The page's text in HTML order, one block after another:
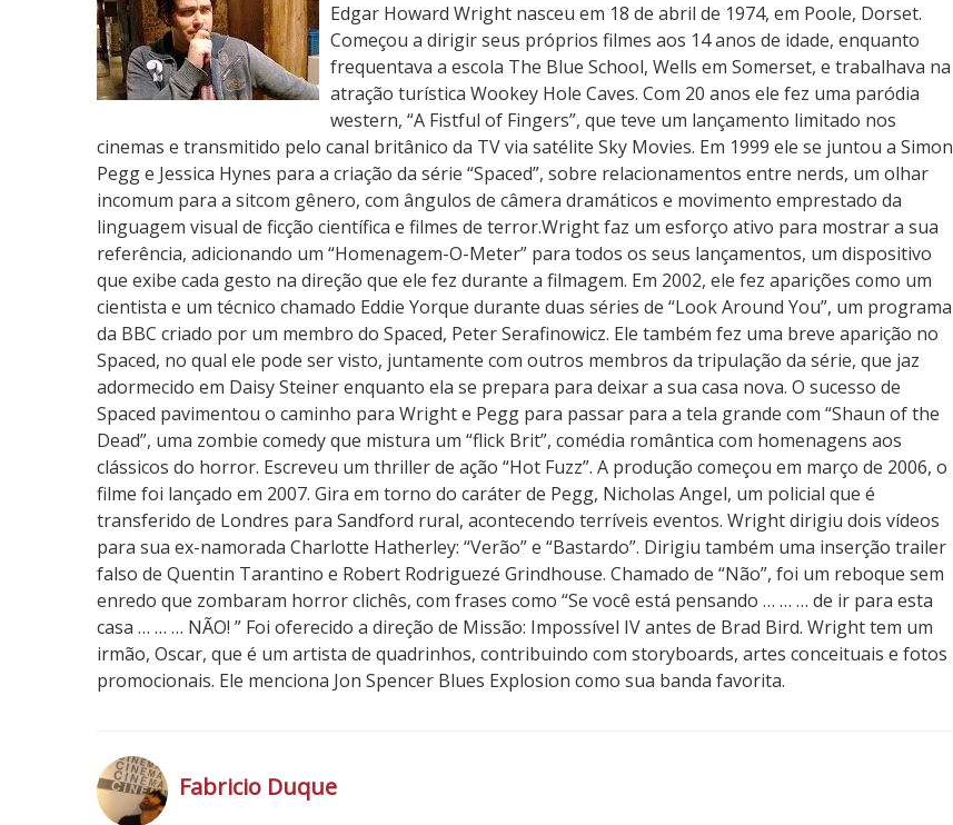
Edgar Howard Wright nasceu em 18 de abril de 1974, em Poole, Dorset.
Começou a dirigir seus próprios filmes aos 14 anos de idade, enquanto
frequentava a escola The Blue School, Wells em Somerset, e trabalhava na
atração turística Wookey Hole Caves. Com 20 anos ele fez uma paródia
western, “A Fistful of Fingers”, que teve um lançamento limitado nos
cinemas e transmitido pelo canal britânico da TV via satélite Sky Movies. Em 1999 ele se juntou a Simon
Pegg e Jessica Hynes para a criação da série “Spaced”, sobre relacionamentos entre nerds, um olhar
incomum para a sitcom gênero, com ângulos de câmera dramáticos e movimento emprestado da
linguagem visual de ficção científica e filmes de terror.Wright faz um esforço ativo para mostrar a sua
referência, adicionando um “Homenagem-O-Meter” para todos os seus lançamentos, um dispositivo
que exibe cada gesto na direção que ele fez durante a filmagem. Em 2002, ele fez aparições como um
cientista e um técnico chamado Eddie Yorque durante duas séries de “Look Around You”, um programa
da BBC criado por um membro do Spaced, Peter Serafinowicz. Ele também fez uma breve aparição no
Spaced, no qual ele pode ser visto, juntamente com outros membros da tripulação da série, que jaz
adormecido em Daisy Steiner enquanto ela se prepara para deixar a sua casa nova. O sucesso de
Spaced pavimentou o caminho para Wright e Pegg para passar para a tela grande com “Shaun of the
Dead”, uma zombie comedy que mistura um “flick Brit”, comédia romântica com homenagens aos
clássicos do horror. Escreveu um thriller de ação “Hot Fuzz”. A produção começou em março de 2006, o
filme foi lançado em 2007. Gira em torno do caráter de Pegg, Nicholas Angel, um policial que é
transferido de Londres para Sandford rural, acontecendo terríveis eventos. Wright dirigiu dois vídeos
para sua ex-namorada Charlotte Hatherley: “Verão” e “Bastardo”. Dirigiu também uma inserção trailer
falso de Quentin Tarantino e Robert Rodriguezé Grindhouse. Chamado de “Não”, foi um reboque sem
enredo que zombaram horror clichês, com frases como “Se você está pensando … … … de ir para esta
casa … … … NÃO! ” Foi oferecido a direção de Missão: Impossível IV antes de Brad Bird. Wright tem um
irmão, Oscar, que é um artista de quadrinhos, contribuindo com storyboards, artes conceituais e fotos
promocionais. Ele menciona Jon Spencer Blues Explosion como sua banda favorita.
Fabricio Duque